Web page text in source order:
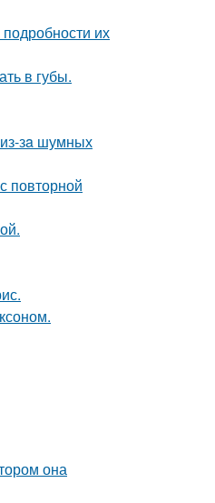
их
в губы.
зa шумных
повторной
она